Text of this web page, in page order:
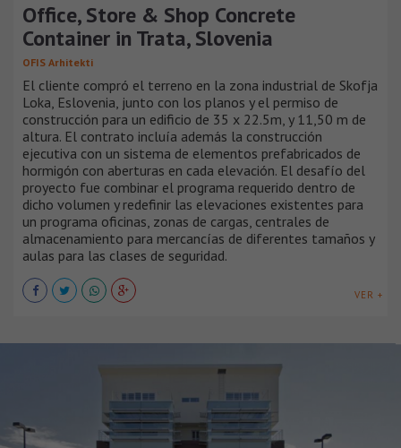
Office, Store & Shop Concrete
Container in Trata, Slovenia
OFIS Arhitekti
El cliente compró el terreno en la zona industrial de Skofja
Loka, Eslovenia, junto con los planos y el permiso de
construcción para un edificio de 35 x 22.5m, y 11,50 m de
altura. El contrato incluía además la construcción
ejecutiva con un sistema de elementos prefabricados de
hormigón con aberturas en cada elevación. El desafío del
proyecto fue combinar el programa requerido dentro de
dicho volumen y redefinir las elevaciones existentes para
un programa oficinas, zonas de cargas, centrales de
almacenamiento para mercancías de diferentes tamaños y
aulas para las clases de seguridad.
VER +